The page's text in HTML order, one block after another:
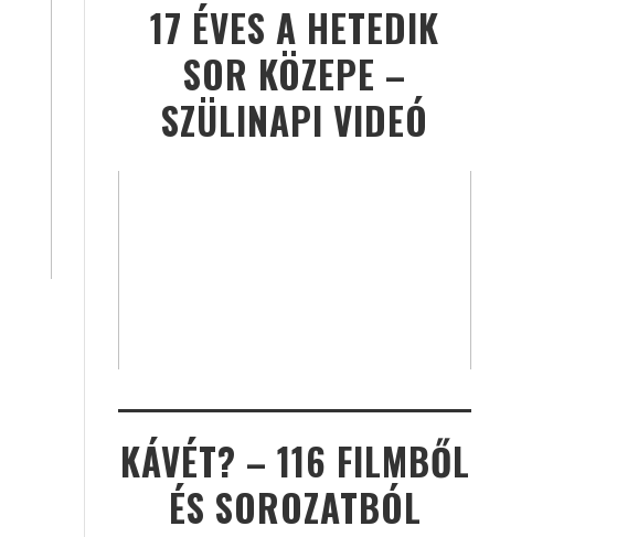
17 ÉVES A HETEDIK
SOR KÖZEPE –
SZÜLINAPI VIDEÓ
KÁVÉT? – 116 FILMBŐL
ÉS SOROZATBÓL